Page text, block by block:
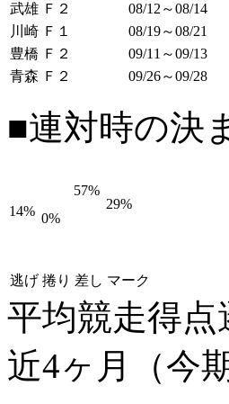
武雄 Ｆ２
08/12～08/14
川崎 Ｆ１
08/19～08/21
豊橋 Ｆ２
09/11～09/13
青森 Ｆ２
09/26～09/28
■連対時の決
14% 0%
57%
29%
逃げ 捲り 差し マーク
平均競走得
近4ヶ月（今